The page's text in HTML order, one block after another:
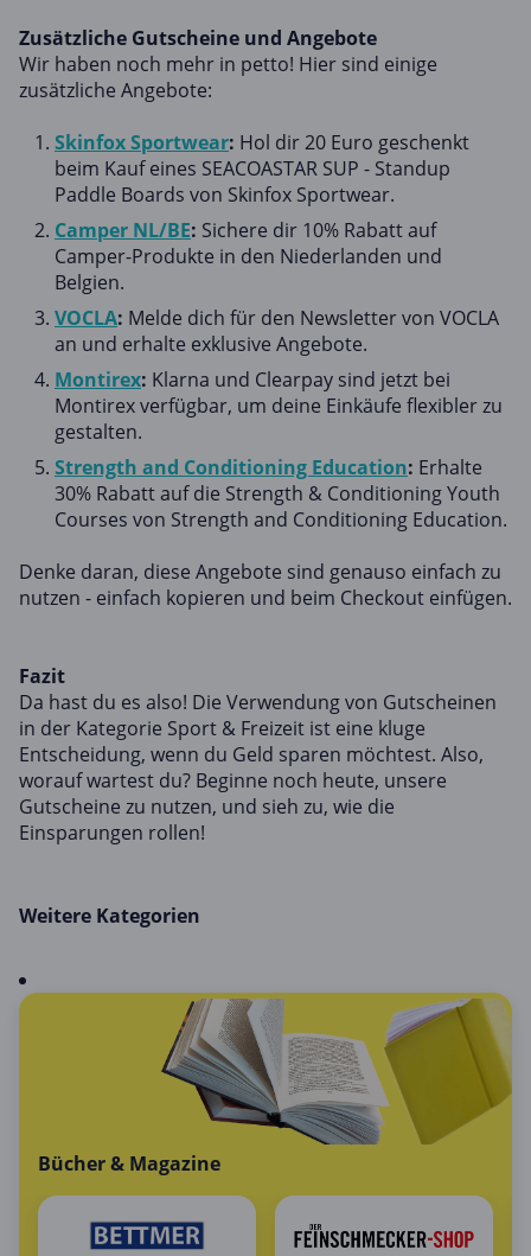
Zusätzliche Gutscheine und Angebote
Wir haben noch mehr in petto! Hier sind einige
zusätzliche Angebote:
Skinfox Sportwear: Hol dir 20 Euro geschenkt
beim Kauf eines SEACOASTAR SUP - Standup
Paddle Boards von Skinfox Sportwear.
Camper NL/BE: Sichere dir 10% Rabatt auf
Camper-Produkte in den Niederlanden und
Belgien.
VOCLA: Melde dich für den Newsletter von VOCLA
an und erhalte exklusive Angebote.
Montirex: Klarna und Clearpay sind jetzt bei
Montirex verfügbar, um deine Einkäufe flexibler zu
gestalten.
Strength and Conditioning Education: Erhalte
30% Rabatt auf die Strength & Conditioning Youth
Courses von Strength and Conditioning Education.
Denke daran, diese Angebote sind genauso einfach zu
nutzen - einfach kopieren und beim Checkout einfügen.
Fazit
Da hast du es also! Die Verwendung von Gutscheinen
in der Kategorie Sport & Freizeit ist eine kluge
Entscheidung, wenn du Geld sparen möchtest. Also,
worauf wartest du? Beginne noch heute, unsere
Gutscheine zu nutzen, und sieh zu, wie die
Einsparungen rollen!
Weitere Kategorien
Bücher & Magazine